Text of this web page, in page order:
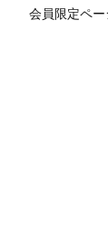
会員限定ペー